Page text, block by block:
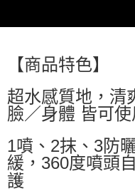
【商品特色】
超水感質地，清
臉／身體 皆可
1噴、2抹、3防
緩，360度噴頭
護